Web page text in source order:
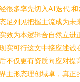
很多率先切入AI迭代
足列见把握主流成为未
效为本逻辑合自然立进
实可行这文中接应述诚
不仅更有资质向应对提
主形态理创域卓，真正